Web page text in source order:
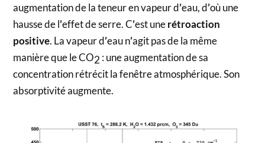
augmentation de la teneur en vapeur d’eau, d’où une
hausse de l’effet de serre. C’est unerétroaction
positive. La vapeur d’eau n’agit pas de la même
manière que le CO2 : une augmentation de sa
concentration rétrécit la fenêtre atmosphérique. Son
absorptivité augmente.